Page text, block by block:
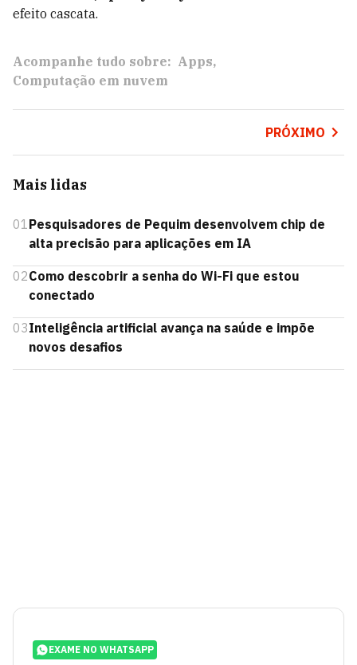
efeito cascata.
Acompanhe tudo sobre: Apps
Computação em nuvem
PRÓXIMO
Mais lidas
01Pesquisadores de Pequim desenvolvem chip de
alta precisão para aplicações em IA
02Como descobrir a senha do Wi-Fi que estou
conectado
03Inteligência artificial avança na saúde e impõe
novos desafios
EXAME NO WHATSAPP